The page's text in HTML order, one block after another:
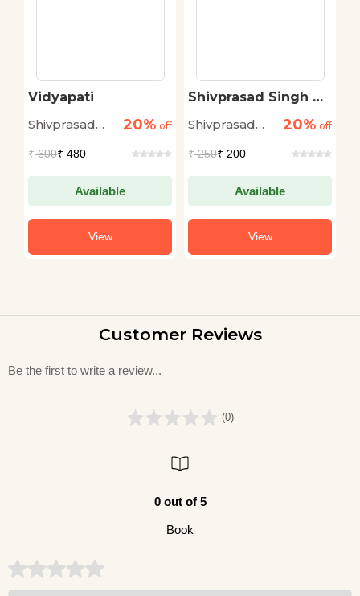
Vidyapati
Shivprasad
20% off
₹600₹ 480
Available
View
Shivprasad Singh Ki
Shivprasad
20% off
₹250₹ 200
Available
View
Customer Reviews
Be the first to write a review...
(0)
0 out of 5
Book